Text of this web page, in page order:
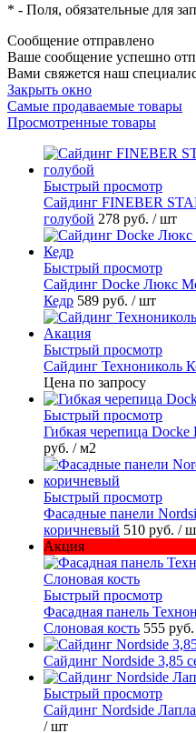
* - Поля, обязательные для
Сообщение отправлено
Ваше сообщение успешно
Вами свяжется наш
Закрыть окно
Самые продаваемые товары
Просмотренные товары
Быстрый просмотр
Cайдинг FINEBER
голубой 278 руб. / шт
Быстрый просмотр
Сайдинг Docke Люкс
Кедр 589 руб. / шт
Быстрый просмотр
Сайдинг Технониколь
Цена по запросу
Быстрый просмотр
Гибкая черепица
руб. / м2
Быстрый просмотр
Фасадные панели
коричневый 510 руб. /
Акция
Быстрый просмотр
Фасадная панель
Слоновая кость 555 руб.
Сайдинг Nordside 3,85
Быстрый просмотр
Сайдинг Nordside
/ шт